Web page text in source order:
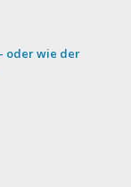
oder wie der